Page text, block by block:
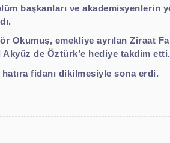
başkanları ve akademisyenlerin
Okumuş, emekliye ayrılan Ziraat
de Öztürk’e hediye takdim etti.
fidanı dikilmesiyle sona erdi.